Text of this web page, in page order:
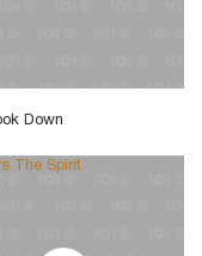
Down